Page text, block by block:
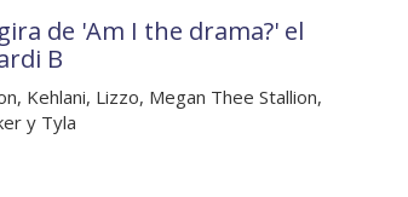
de 'Am I the drama?' el
B
Kehlani, Lizzo, Megan Thee Stallion,
y Tyla